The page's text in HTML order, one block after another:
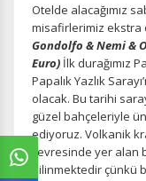
Otelde alacağımız
misafirlerimiz ekstra
Gondolfo & Nemi &
Euro) İlk durağımız
Papalık Yazlık
olacak. Bu tarihi
güzel bahçeleriyle
ediyoruz. Volkanik
çevresinde yer alan
bilinmektedir çünkü